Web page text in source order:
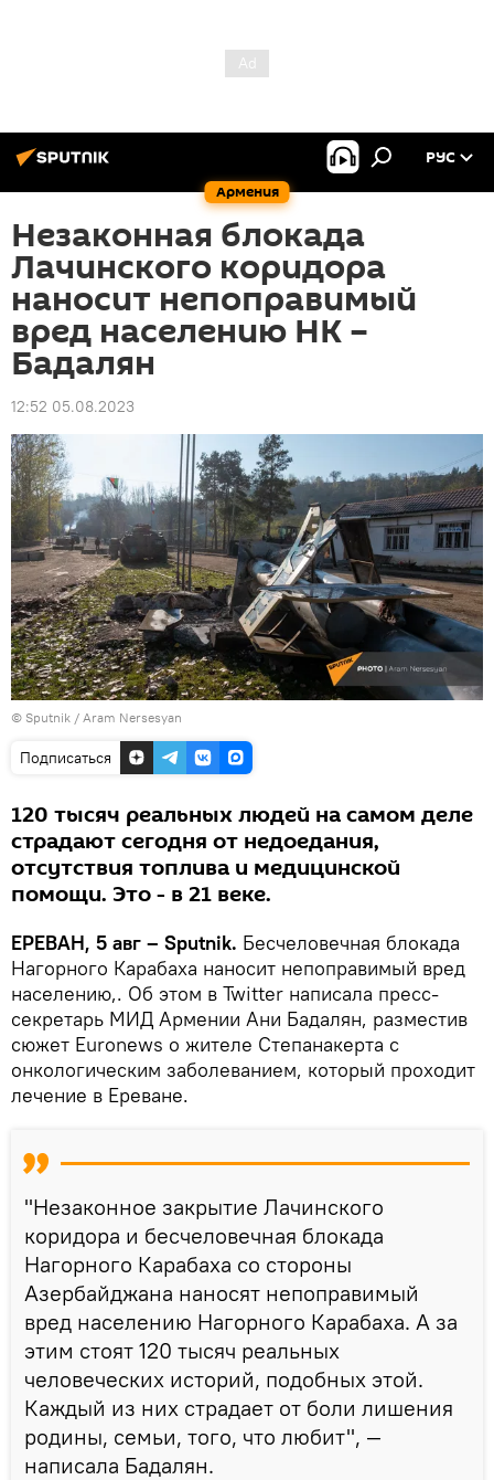
Армения
РУС
Незаконная блокада
Лачинского коридора
наносит непоправимый
вред населению НК –
Бадалян
12:52 05.08.2023
© Sputnik / Aram Nersesyan
Подписаться
120 тысяч реальных людей на самом деле
страдают сегодня от недоедания,
отсутствия топлива и медицинской
помощи. Это - в 21 веке.
ЕРЕВАН, 5 авг – Sputnik. Бесчеловечная блокада
Нагорного Карабаха наносит непоправимый вред
населению,. Об этом в Twitter написала пресс-
секретарь МИД Армении Ани Бадалян, разместив
сюжет Euronews о жителе Степанакерта с
онкологическим заболеванием, который проходит
лечение в Ереване.
"Незаконное закрытие Лачинского
коридора и бесчеловечная блокада
Нагорного Карабаха со стороны
Азербайджана наносят непоправимый
вред населению Нагорного Карабаха. А за
этим стоят 120 тысяч реальных
человеческих историй, подобных этой.
Каждый из них страдает от боли лишения
родины, семьи, того, что любит", —
написала Бадалян.